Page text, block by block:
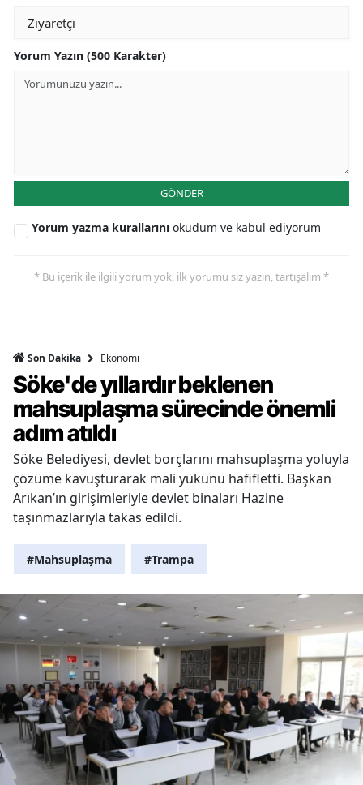
Yorum Yazın (500 Karakter)
GÖNDER
Yorum yazma kurallarını okudum ve kabul ediyorum
* Bu içerik ile ilgili yorum yok, ilk yorumu siz yazın, tartışalım *
Son Dakika Ekonomi
Söke'de yıllardır beklenen
mahsuplaşma sürecinde önemli
adım atıldı
Söke Belediyesi, devlet borçlarını mahsuplaşma yoluyla
çözüme kavuşturarak mali yükünü hafifletti. Başkan
Arıkan’ın girişimleriyle devlet binaları Hazine
taşınmazlarıyla takas edildi.
#Mahsuplaşma #Trampa